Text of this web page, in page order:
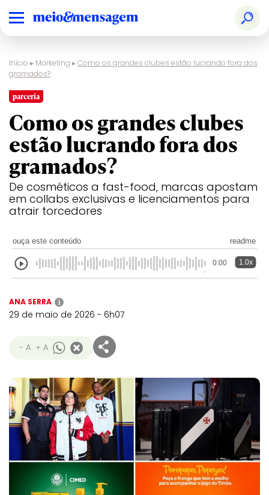
Início ▸ Marketing ▸Como os grandes clubes estão lucrando fora dos
gramados?
parceria
Como os grandes clubes
estão lucrando fora dos
gramados?
De cosméticos a fast-food, marcas apostam
em collabs exclusivas e licenciamentos para
atrair torcedores
ouça este conteúdo readme
0:00 1.0x
ANA SERRA i
29 de maio de 2026 - 6h07
- A + A